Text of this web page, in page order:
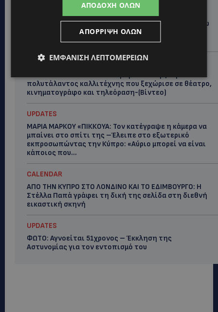
ΦΡΑΓΜΑ ΚΛΗΡΟΥ: Πήγαν για ψάρεμα και άφησαν πίσω
τους σκουπίδια – Εικόνες που προβληματίζουν-
LIFESTYLE
ΝΙΚΟΣ ΚΑΛΟΓΕΡΟΠΟΥΛΟΣ: Έφυγε από τη ζωή ο
πολυτάλαντος καλλιτέχνης που ξεχώρισε σε θέατρο,
κινηματογράφο και τηλεόραση-(Bίντεο)
UPDATES
ΜΑΡΙΑ ΜΑΡΚΟΥ «ΠΙΚΚΟΥΑ: Τον κατέγραψε η κάμερα να
μπαίνει στο σπίτι της –Έλειπε στο εξωτερικό
εκπροσωπώντας την Κύπρο: «Αύριο μπορεί να είναι
κάποιος που...
CALENDAR
ΑΠΟ ΤΗΝ ΚΥΠΡΟ ΣΤΟ ΛΟΝΔΙΝΟ ΚΑΙ ΤΟ ΕΔΙΜΒΟΥΡΓΟ: Η
Στέλλα Παπά γράφει τη δική της σελίδα στη διεθνή
εικαστική σκηνή
UPDATES
ΦΩΤΟ: Αγνοείται 51χρονος – Έκκληση της
Αστυνομίας για τον εντοπισμό του
ΑΠΟΔΟΧΉ ΌΛΩΝ
ΑΠΌΡΡΙΨΗ ΌΛΩΝ
ΕΜΦΆΝΙΣΗ ΛΕΠΤΟΜΕΡΕΙΏΝ